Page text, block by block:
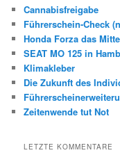
Cannabisfreigabe
Führerschein-Check
Honda Forza das
SEAT MO 125 in
Klimakleber
Die Zukunft des
Zeitenwende tut Not
LETZTE KOMMENTARE